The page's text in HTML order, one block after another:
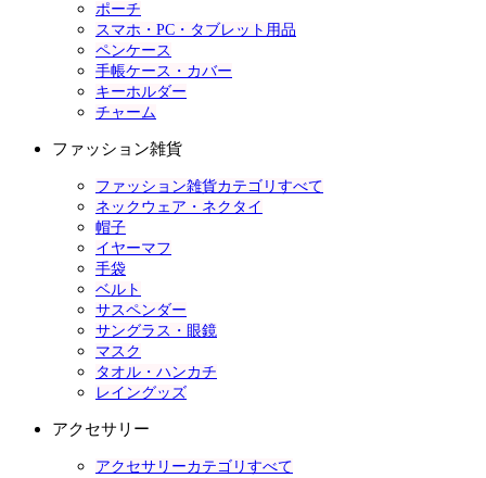
ポーチ
スマホ・PC・タブレット用品
ペンケース
手帳ケース・カバー
キーホルダー
チャーム
ファッション雑貨
ファッション雑貨カテゴリすべて
ネックウェア・ネクタイ
帽子
イヤーマフ
手袋
ベルト
サスペンダー
サングラス・眼鏡
マスク
タオル・ハンカチ
レイングッズ
アクセサリー
アクセサリーカテゴリすべて